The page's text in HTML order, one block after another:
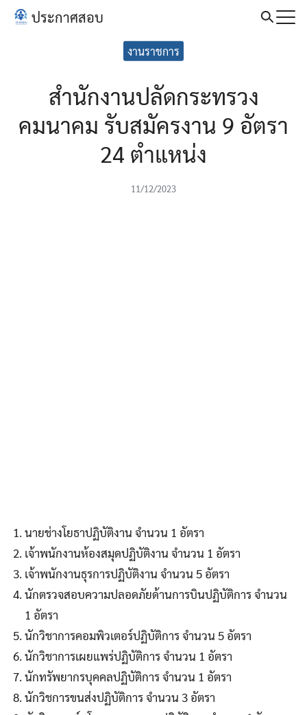
Skip
ประกาศสอบ
งานราชการ
สำนักงานปลัดกระทรวง
คมนาคม รับสมัครงาน 9 อัตรา
24 ตำแหน่ง
11/12/2023
นายช่างโยธาปฏิบัติงาน จำนวน 1 อัตรา
เจ้าพนักงานห้องสมุดปฏิบัติงาน จำนวน 1 อัตรา
เจ้าพนักงานธุรการปฏิบัติงาน จำนวน 5 อัตรา
นักตรวจสอบความปลอดภัยด้านการบินปฏิบัติการ จำนวน
1 อัตรา
นักวิชาการคอมพิวเตอร์ปฏิบัติการ จำนวน 5 อัตรา
นักวิชาการเผยแพร่ปฏิบัติการ จำนวน 1 อัตรา
นักทรัพยากรบุคคลปฏิบัติการ จำนวน 1 อัตรา
นักวิชการขนส่งปฏิบัติการ จำนวน 3 อัตรา